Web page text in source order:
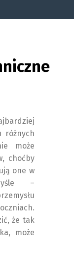
różnych
może
choćby
one w
–
że tak
może